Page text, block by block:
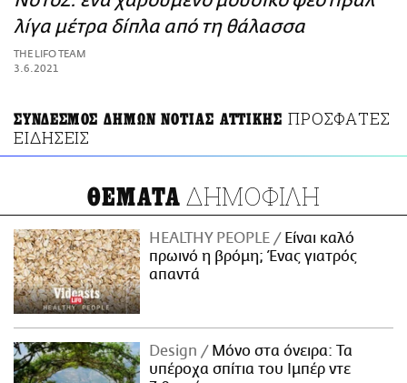
ΑΜΠΑ
PRINT
λίγα μέτρα δίπλα από τη θάλασσα
THE LIFO TEAM
3.6.2021
ΣΥΝΔΕΣΜΟΣ ΔΗΜΩΝ ΝΟΤΙΑΣ ΑΤΤΙΚΗΣ ΠΡΟΣΦΑΤΕΣ
ΕΙΔΗΣΕΙΣ
ΘΕΜΑΤΑ ΔΗΜΟΦΙΛΗ
HEALTHY PEOPLE
Είναι καλό
πρωινό η βρόμη; Ένας γιατρός
απαντά
Design
Μόνο στα όνειρα: Τα
υπέροχα σπίτια του Ιμπέρ ντε